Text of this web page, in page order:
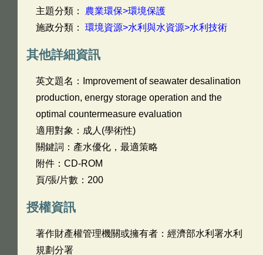
主題分類： 農業環保>環境保護
施政分類： 環境資源>水利與水資源>水利技術
其他詳細資訊
英文題名：
Improvement of seawater desalination
production, energy storage operation and the
optimal countermeasure evaluation
適用對象：成人(學術性)
關鍵詞：產水優化，最適策略
附件：CD-ROM
頁/張/片數：200
授權資訊
著作財產權管理機關或擁有者：經濟部水利署水利
規劃分署